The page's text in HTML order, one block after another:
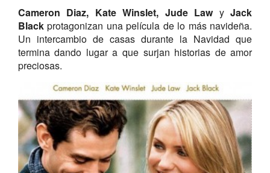
Cameron Diaz, Kate Winslet, Jude Law yJack
Blackprotagonizan una película de lo más navideña.
Un intercambio de casas durante la Navidad que
termina dando lugar a que surjan historias de amor
preciosas.